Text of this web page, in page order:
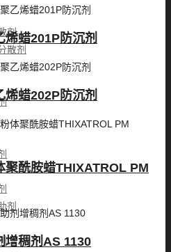
剂
散剂
剂
烯蜡201P防沉剂
烯蜡202P防沉剂
聚酰胺蜡THIXATROL PM
增稠剂AS 1130